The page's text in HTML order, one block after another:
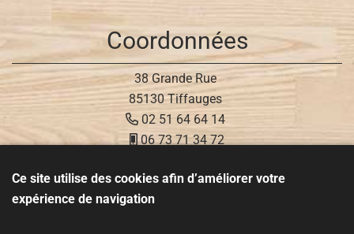
Coordonnées
38 Grande Rue
85130 Tiffauges
02 51 64 64 14
06 73 71 34 72
Réseaux sociaux
Ce site utilise des cookies afin d’améliorer votre
expérience de navigation